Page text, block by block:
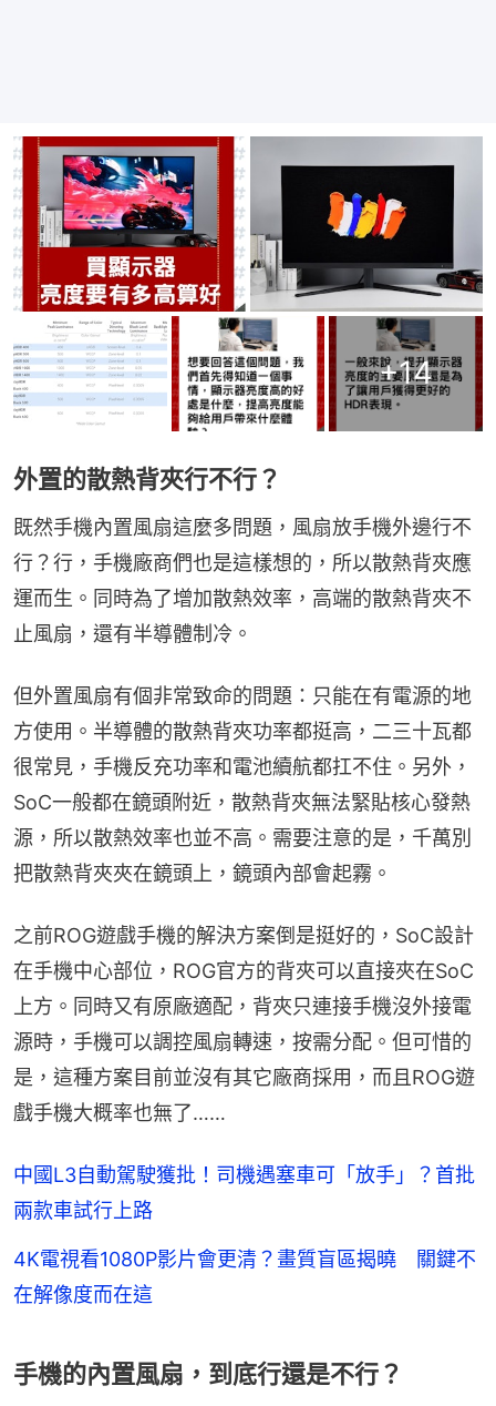
+14
外置的散熱背夾行不行？
既然手機內置風扇這麼多問題，風扇放手機外邊行不
行？行，手機廠商們也是這樣想的，所以散熱背夾應
運而生。同時為了增加散熱效率，高端的散熱背夾不
止風扇，還有半導體制冷。
但外置風扇有個非常致命的問題：只能在有電源的地
方使用。半導體的散熱背夾功率都挺高，二三十瓦都
很常見，手機反充功率和電池續航都扛不住。另外，
SoC一般都在鏡頭附近，散熱背夾無法緊貼核心發熱
源，所以散熱效率也並不高。需要注意的是，千萬別
把散熱背夾夾在鏡頭上，鏡頭內部會起霧。
之前ROG遊戲手機的解決方案倒是挺好的，SoC設計
在手機中心部位，ROG官方的背夾可以直接夾在SoC
上方。同時又有原廠適配，背夾只連接手機沒外接電
源時，手機可以調控風扇轉速，按需分配。但可惜的
是，這種方案目前並沒有其它廠商採用，而且ROG遊
戲手機大概率也無了……
中國L3自動駕駛獲批！司機遇塞車可「放手」？首批
兩款車試行上路
4K電視看1080P影片會更清？畫質盲區揭曉 關鍵不
在解像度而在這
手機的內置風扇，到底行還是不行？